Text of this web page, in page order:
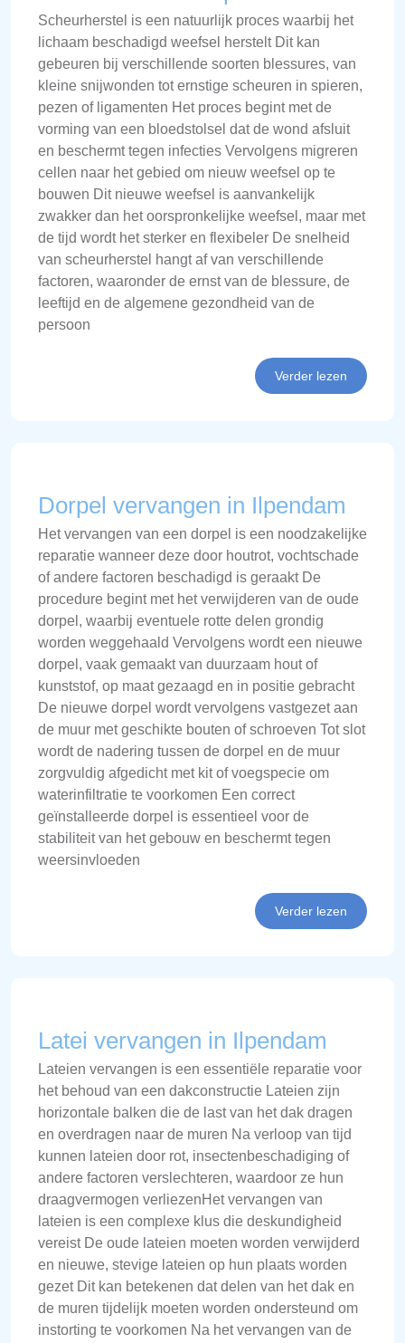
Scheurherstel is een natuurlijk proces waarbij het
lichaam beschadigd weefsel herstelt Dit kan
gebeuren bij verschillende soorten blessures, van
kleine snijwonden tot ernstige scheuren in spieren,
pezen of ligamenten Het proces begint met de
vorming van een bloedstolsel dat de wond afsluit
en beschermt tegen infecties Vervolgens migreren
cellen naar het gebied om nieuw weefsel op te
bouwen Dit nieuwe weefsel is aanvankelijk
zwakker dan het oorspronkelijke weefsel, maar met
de tijd wordt het sterker en flexibeler De snelheid
van scheurherstel hangt af van verschillende
factoren, waaronder de ernst van de blessure, de
leeftijd en de algemene gezondheid van de
persoon
Verder lezen
Dorpel vervangen in Ilpendam
Het vervangen van een dorpel is een noodzakelijke
reparatie wanneer deze door houtrot, vochtschade
of andere factoren beschadigd is geraakt De
procedure begint met het verwijderen van de oude
dorpel, waarbij eventuele rotte delen grondig
worden weggehaald Vervolgens wordt een nieuwe
dorpel, vaak gemaakt van duurzaam hout of
kunststof, op maat gezaagd en in positie gebracht
De nieuwe dorpel wordt vervolgens vastgezet aan
de muur met geschikte bouten of schroeven Tot slot
wordt de nadering tussen de dorpel en de muur
zorgvuldig afgedicht met kit of voegspecie om
waterinfiltratie te voorkomen Een correct
geïnstalleerde dorpel is essentieel voor de
stabiliteit van het gebouw en beschermt tegen
weersinvloeden
Verder lezen
Latei vervangen in Ilpendam
Lateien vervangen is een essentiële reparatie voor
het behoud van een dakconstructie Lateien zijn
horizontale balken die de last van het dak dragen
en overdragen naar de muren Na verloop van tijd
kunnen lateien door rot, insectenbeschadiging of
andere factoren verslechteren, waardoor ze hun
draagvermogen verliezenHet vervangen van
lateien is een complexe klus die deskundigheid
vereist De oude lateien moeten worden verwijderd
en nieuwe, stevige lateien op hun plaats worden
gezet Dit kan betekenen dat delen van het dak en
de muren tijdelijk moeten worden ondersteund om
instorting te voorkomen Na het vervangen van de